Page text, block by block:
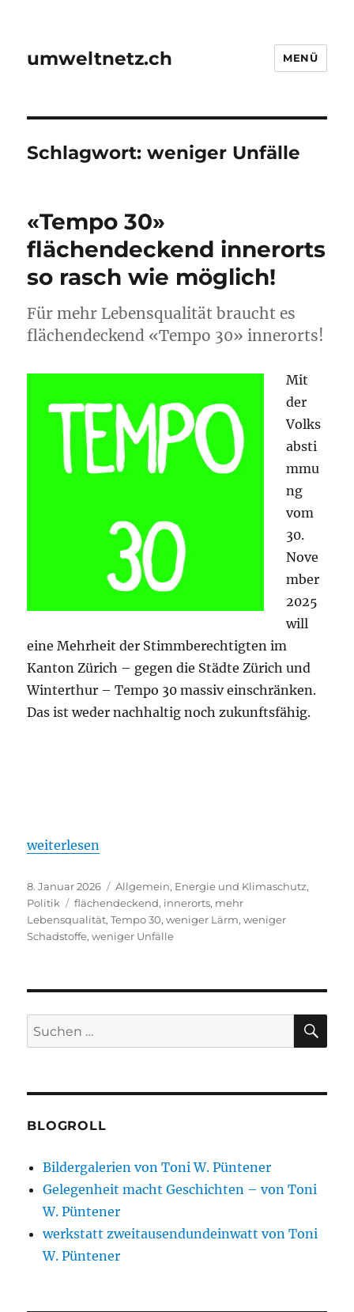
umweltnetz.ch MENÜ
Schlagwort:weniger Unfälle
«Tempo 30»
flächendeckend innerorts
so rasch wie möglich!
Für mehr Lebensqualität braucht es
flächendeckend «Tempo 30» innerorts!
Mit
der
Volks
absti
mmu
ng
vom
30.
Nove
mber
2025
will
eine Mehrheit der Stimmberechtigten im
Kanton Zürich – gegen die Städte Zürich und
Winterthur – Tempo 30 massiv einschränken.
Das ist weder nachhaltig noch zukunftsfähig.
„«Tempo 30» flächendeckend innerorts so rasch
weiterlesen
Veröffentlicht
am
8. Januar 2026 Kategorien
Allgemein, Energie und Klimaschutz,
Politik
Schlagwörter
flächendeckend, innerorts, mehr
Lebensqualität,Tempo 30,weniger Lärm,weniger
Schadstoffe,weniger Unfälle
Suchen
nach:
BLOGROLL
Bildergalerien von Toni W. Püntener
Gelegenheit macht Geschichten – von Toni
W. Püntener
werkstatt zweitausendundeinwatt von Toni
W. Püntener